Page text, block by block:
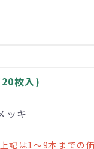
枚入)
ッキ
記は1～9本までの